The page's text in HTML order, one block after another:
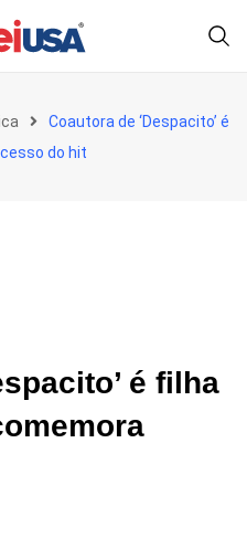
Coautora de ‘Despacito’ é
do hit
é filha